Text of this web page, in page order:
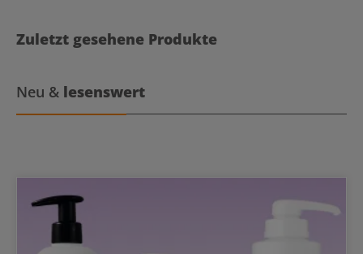
Zuletzt gesehene Produkte
Neu & lesenswert